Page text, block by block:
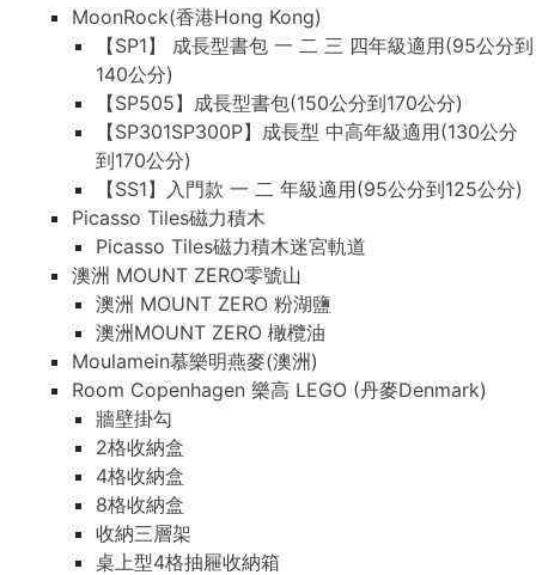
MoonRock(香港Hong Kong)
【SP1】 成長型書包 一 二 三 四年級適用(95公分到
140公分)
【SP505】成長型書包(150公分到170公分)
【SP301SP300P】成長型 中高年級適用(130公分
到170公分)
【SS1】入門款 一 二 年級適用(95公分到125公分)
Picasso Tiles磁力積木
Picasso Tiles磁力積木迷宮軌道
澳洲 MOUNT ZERO零號山
澳洲 MOUNT ZERO 粉湖鹽
澳洲MOUNT ZERO 橄欖油
Moulamein慕樂明燕麥(澳洲)
Room Copenhagen 樂高 LEGO (丹麥Denmark)
牆壁掛勾
2格收納盒
4格收納盒
8格收納盒
收納三層架
桌上型4格抽屜收納箱